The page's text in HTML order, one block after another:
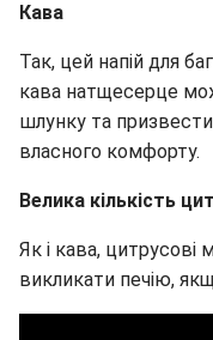
Кава
Так, цей напій для
кава натщесерце
шлунку та призвести
власного комфорту.
Велика кількість
Як і кава, цитрусові
викликати печію,